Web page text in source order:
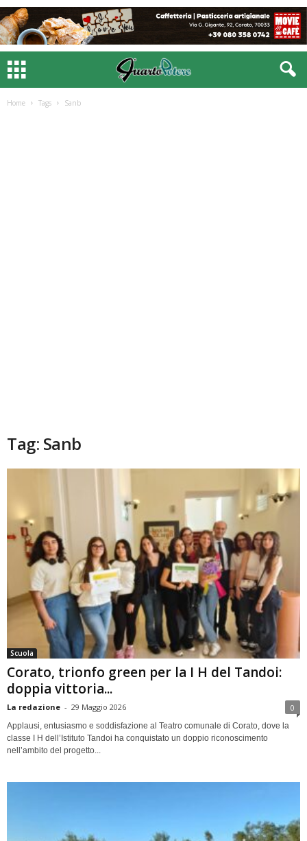
Home Tags Sanb
Tag: Sanb
Scuola
Corato, trionfo green per la I H del Tandoi:
doppia vittoria...
La redazione - 29 Maggio 2026 0
Applausi, entusiasmo e soddisfazione al Teatro comunale di Corato, dove la
classe I H dell’Istituto Tandoi ha conquistato un doppio riconoscimento
nell’ambito del progetto...